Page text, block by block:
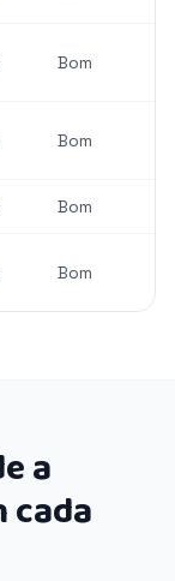
Bom
Bom
Bom
Bom
a